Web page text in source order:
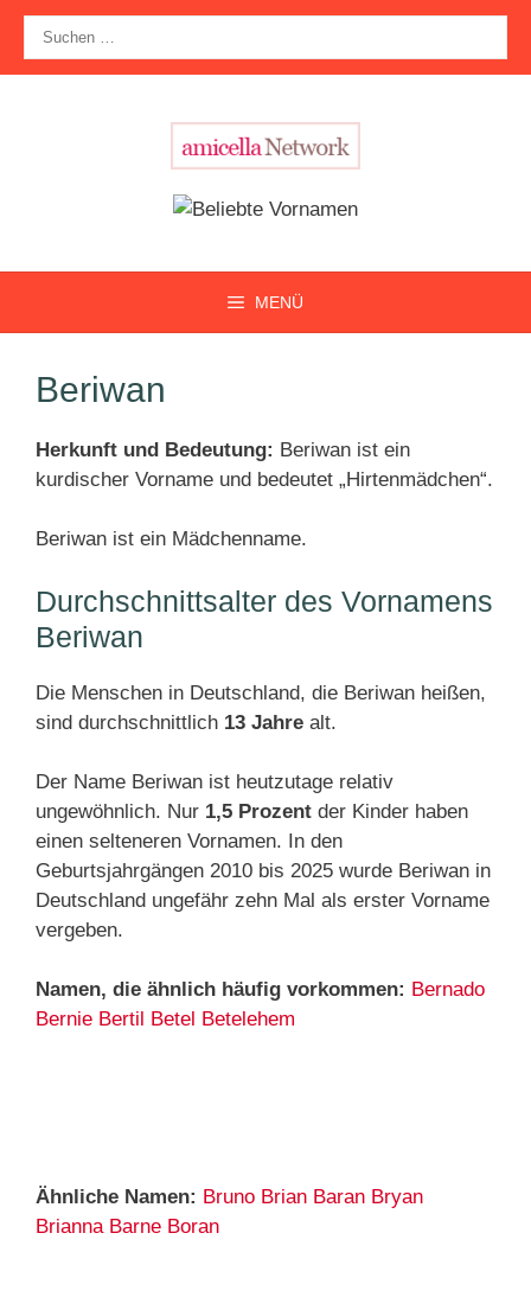
Zum
Inhalt
springen
nach:
MENÜ
Beriwan
Herkunft und Bedeutung: Beriwan ist ein
kurdischer Vorname und bedeutet „Hirtenmädchen“.
Beriwan ist ein Mädchenname.
Durchschnittsalter des Vornamens
Beriwan
Die Menschen in Deutschland, die Beriwan heißen,
sind durchschnittlich 13 Jahre alt.
Der Name Beriwan ist heutzutage relativ
ungewöhnlich. Nur 1,5 Prozent der Kinder haben
einen selteneren Vornamen. In den
Geburtsjahrgängen 2010 bis 2025 wurde Beriwan in
Deutschland ungefähr zehn Mal als erster Vorname
vergeben.
Namen, die ähnlich häufig vorkommen: Bernado
Bernie Bertil Betel Betelehem
Ähnliche Namen: Bruno Brian Baran Bryan
Brianna Barne Boran